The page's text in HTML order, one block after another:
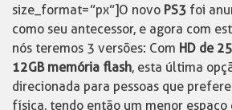
size_format=”px”]O novo PS3 foi
como seu antecessor, e agora com
nós teremos 3 versões: Com HD de
12GB memória flash, esta última
direcionada para pessoas que
física, tendo então um menor